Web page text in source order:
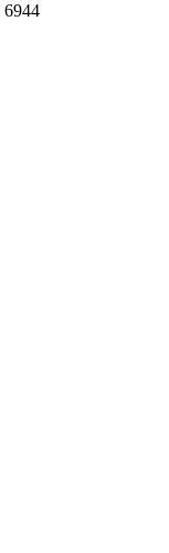
6944